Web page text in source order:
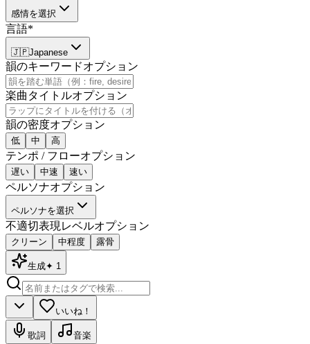
感情を選択
言語*
🇯🇵Japanese
韻のキーワードオプション
楽曲タイトルオプション
韻の密度オプション
低 中 高
テンポ / フローオプション
遅い 中速 速い
ペルソナオプション
ペルソナを選択
不適切表現レベルオプション
クリーン 中程度 露骨
生成✦ 1
いいね！
歌詞 音楽